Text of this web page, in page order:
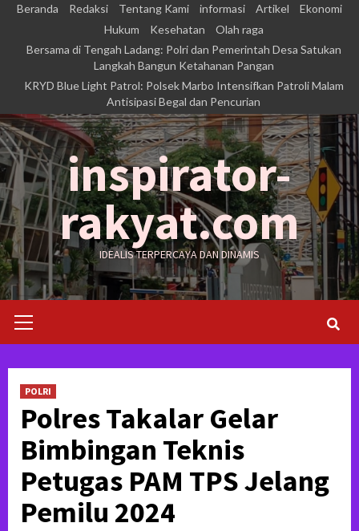
Skip
content
Beranda Redaksi Tentang Kami informasi Artikel
Ekonomi
Hukum
Kesehatan
Olah raga
Bersama di Tengah Ladang: Polri dan Pemerintah Desa Satukan
Langkah Bangun Ketahanan Pangan
KRYD Blue Light Patrol: Polsek Marbo Intensifkan Patroli Malam
Antisipasi Begal dan Pencurian
inspirator-
rakyat.com
IDEALIS TERPERCAYA DAN DINAMIS
Menu
POLRI
Polres Takalar Gelar
Bimbingan Teknis
Petugas PAM TPS Jelang
Pemilu 2024